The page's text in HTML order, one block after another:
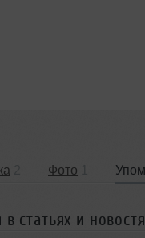
Фото
статьях и